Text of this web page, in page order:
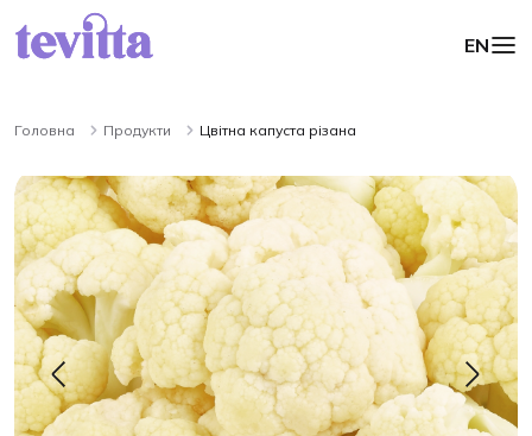
EN
Головна Продукти Цвітна капуста різана